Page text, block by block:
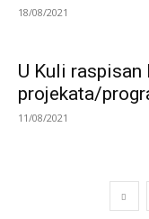
18/08/2021
U Kuli raspisan
projekata/
11/08/2021